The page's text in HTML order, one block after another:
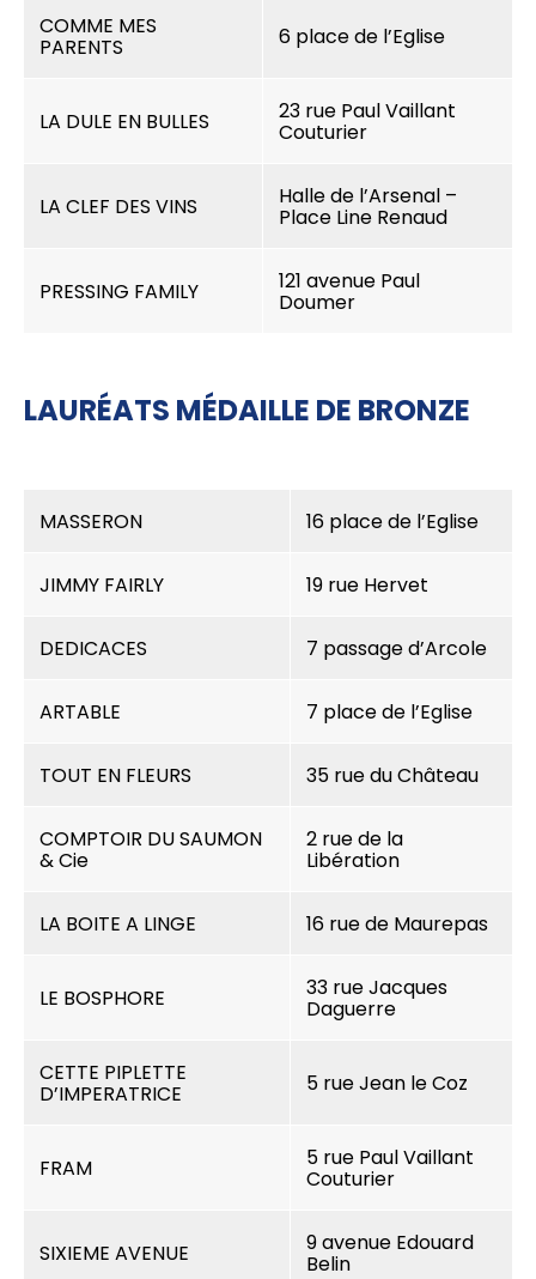
COMME MES
PARENTS 6 place de l’Eglise
LA DULE EN BULLES 23 rue Paul Vaillant
Couturier
LA CLEF DES VINS Halle de l’Arsenal –
Place Line Renaud
PRESSING FAMILY 121 avenue Paul
Doumer
LAURÉATS MÉDAILLE DE BRONZE
MASSERON 16 place de l’Eglise
JIMMY FAIRLY 19 rue Hervet
DEDICACES 7 passage d’Arcole
ARTABLE 7 place de l’Eglise
TOUT EN FLEURS 35 rue du Château
COMPTOIR DU SAUMON
& Cie
2 rue de la
Libération
LA BOITE A LINGE 16 rue de Maurepas
LE BOSPHORE 33 rue Jacques
Daguerre
CETTE PIPLETTE
D’IMPERATRICE 5 rue Jean le Coz
FRAM 5 rue Paul Vaillant
Couturier
SIXIEME AVENUE 9 avenue Edouard
Belin